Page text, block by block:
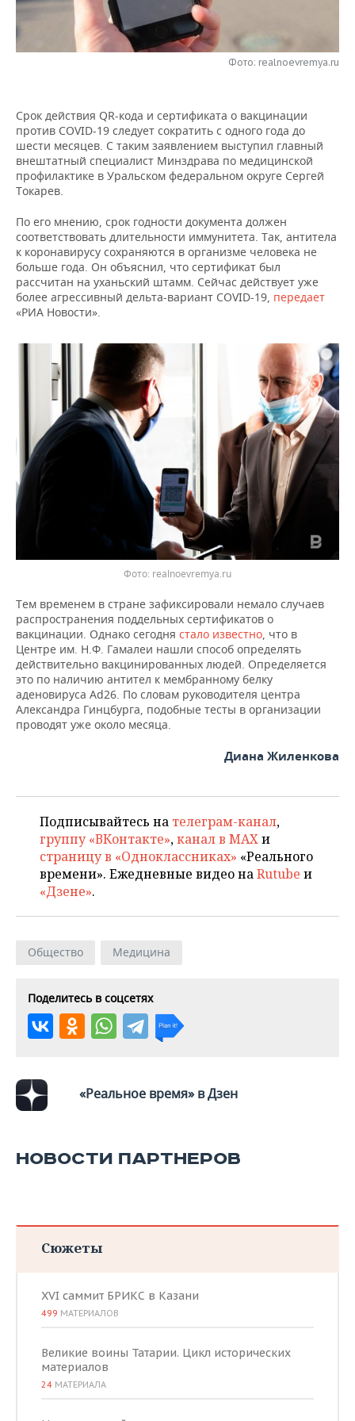
НЕФТЕХИМИЯ
ЭНЕРГЕТИКА
РОЗНИЧНАЯ ТОРГОВЛЯ
НОВОСТИ ТЕХНОЛОГИЙ
ТЕЛЕКОММУНИКАЦИИ
МЕРОПРИЯТИЯ
БИЗНЕС-БРАНЧИ
ONLINE-КОНФЕРЕНЦИИ
ФУТБОЛ
ХОККЕЙ
ВОЛЕЙБОЛ
КИБЕРСПОРТ
ФИГУРНОЕ КАТАНИЕ
ВОДНЫЕ ВИДЫ СПОРТА
ХОККЕЙ С МЯЧОМ
НОВОСТИ ОБЩЕСТВА
ВЛАСТЬ
ИСТОРИЯ
КУЛЬТУРА
МЕДИЦИНА
ОБРАЗОВАНИЕ
ПРОИСШЕСТВИЯ
ФОТОГАЛЕРЕЯ
СЮЖЕТЫ
СПИСОК ПЕРСОН
СПИСОК КОМПАНИЙ
ПОЛНАЯ ВЕРСИЯ
Фото: realnoevremya.ru
Срок действия QR-кода и сертификата о вакцинации
против COVID-19 следует сократить с одного года до
шести месяцев. С таким заявлением выступил главный
внештатный специалист Минздрава по медицинской
профилактике в Уральском федеральном округе Сергей
Токарев.
По его мнению, срок годности документа должен
соответствовать длительности иммунитета. Так, антитела
к коронавирусу сохраняются в организме человека не
больше года. Он объяснил, что сертификат был
рассчитан на уханьский штамм. Сейчас действует уже
более агрессивный дельта-вариант COVID-19, передает
«РИА Новости».
Фото: realnoevremya.ru
Тем временем в стране зафиксировали немало случаев
распространения поддельных сертификатов о
вакцинации. Однако сегодня стало известно , что в
Центре им. Н.Ф. Гамалеи нашли способ определять
действительно вакцинированных людей. Определяется
это по наличию антител к мембранному белку
аденовируса Ad26. По словам руководителя центра
Александра Гинцбурга, подобные тесты в организации
проводят уже около месяца.
Диана Жиленкова
Подписывайтесь на телеграм-канал,
группу «ВКонтакте»,канал в MAXи
страницу в «Одноклассниках» «Реального
времени». Ежедневные видео наRutube и
«Дзене».
Общество Медицина
Поделитесь в соцсетях
«Реальное время» в Дзен
НОВОСТИ ПАРТНЕРОВ
Сюжеты
XVI саммит БРИКС в Казани
499 МАТЕРИАЛОВ
Великие воины Татарии. Цикл исторических
материалов
24 МАТЕРИАЛА